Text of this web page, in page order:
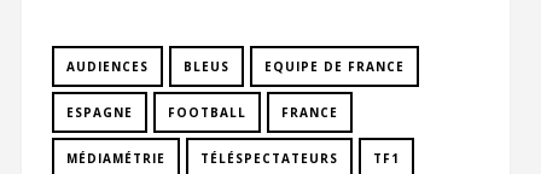
AUDIENCES BLEUS EQUIPE DE FRANCE
ESPAGNE FOOTBALL FRANCE
MÉDIAMÉTRIE TÉLÉSPECTATEURS TF1